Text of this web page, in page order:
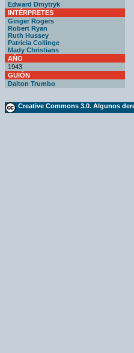
Edward Dmytryk
INTÉRPRETES
Ginger Rogers
Robert Ryan
Ruth Hussey
Patricia Collinge
Mady Christians
AÑO
1943
GUIÓN
Dalton Trumbo
Creative Commons 3.0. Algunos